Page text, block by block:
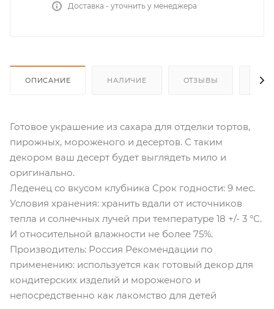
Доставка - уточнить у менеджера
ОПИСАНИЕ НАЛИЧИЕ ОТЗЫВЫ
Готовое украшение из сахара для отделки тортов,
пирожных, мороженого и десертов. С таким
декором ваш десерт будет выглядеть мило и
оригинально.
Леденец со вкусом клубника Срок годности: 9 мес.
Условия хранения: хранить вдали от источников
тепла и солнечных лучей при температуре 18 +/- 3 °C.
И относительной влажности не более 75%.
Производитель: Россия Рекомендации по
применению: используется как готовый декор для
кондитерских изделий и мороженого и
непосредственно как лакомство для детей